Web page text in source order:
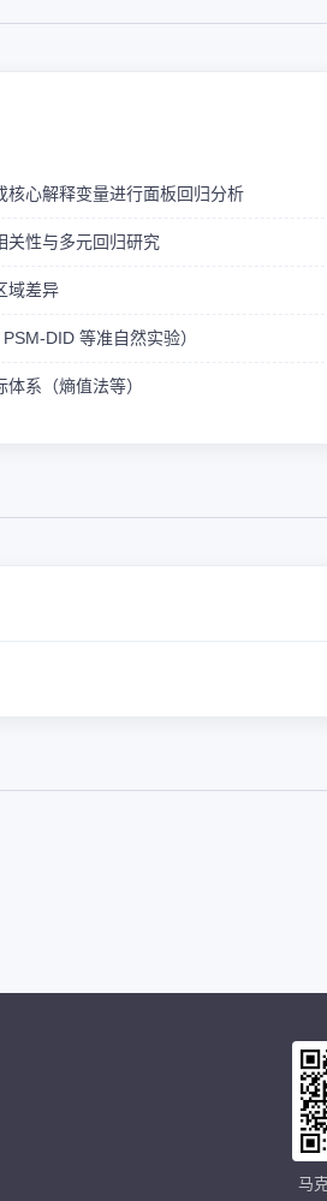
核心解释变量进行面板回归分析
关性与多元回归研究
域差异
DID 等准自然实验）
系（熵值法等）
马